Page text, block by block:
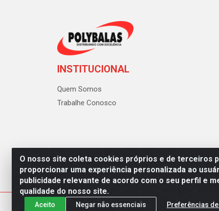
O nosso site coleta cookies próprios e de terceiros
proporcionar uma experiência personalizada ao
publicidade relevante de acordo com o seu perfil e
qualidade do nosso site.
Aceito Negar não essenciais Preferências
INSTITUCIONAL
Quem Somos
Trabalhe Conosco
Polybalas - Rua João Miguel